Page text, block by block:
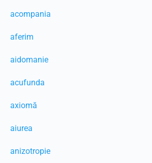
acompania
aferim
aidomanie
acufunda
axiomă
aiurea
anizotropie